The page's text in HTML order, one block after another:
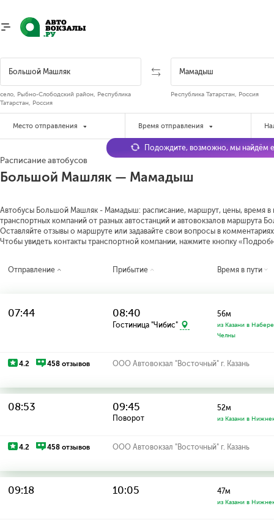
село, Рыбно-Слободский район, Республика
Татарстан, Россия
Республика Татарстан, Россия
Место отправления Время отправления
Расписание автобусов
Большой Машляк — Мамадыш
Автобусы Большой Машляк - Мамадыш: расписание, маршрут, цены, время в
транспортных компаний от разных автостанций и автовокзалов маршрута
Оставляйте отзывы о маршруте или задавайте свои вопросы в
Чтобы увидеть контакты транспортной компании, нажмите кнопку
Подождите, возможно, мы найдём
Отправление Прибытие Время в пути
07:44 08:40
Гостиница "Чибис"
56м
из Казани в
Челны
4.2 458 отзывов ООО Автовокзал "Восточный" г. Казань
08:53 09:45
Поворот
52м
из Казани в
4.2 458 отзывов ООО Автовокзал "Восточный" г. Казань
09:18 10:05 47м
из Казани в